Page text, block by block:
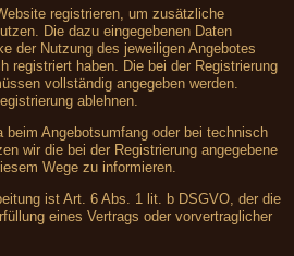
registrieren, um zusätzliche
Die dazu eingegebenen Daten
der Nutzung des jeweiligen Angebotes
registriert haben. Die bei der Registrierung
vollständig angegeben werden.
ablehnen.
beim Angebotsumfang oder bei technisch
wir die bei der Registrierung angegebene
Wege zu informieren.
ist Art. 6 Abs. 1 lit. b DSGVO, der die
eines Vertrags oder vorvertraglicher